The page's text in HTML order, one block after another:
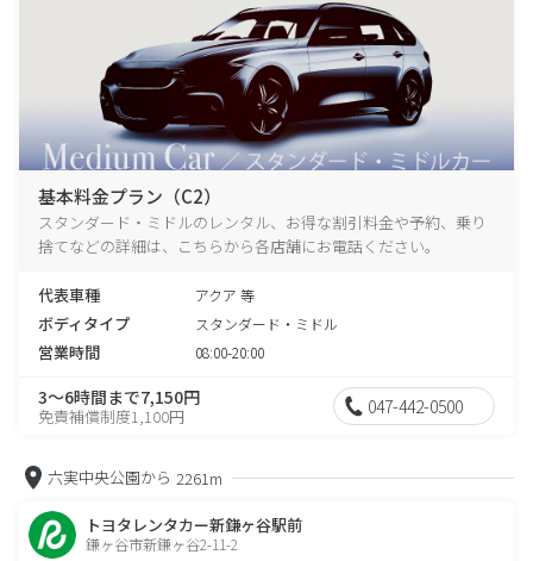
基本料金プラン（C2）
スタンダード・ミドルのレンタル、お得な割引料金や予約、乗り
捨てなどの詳細は、こちらから各店舗にお電話ください。
代表車種 アクア 等
ボディタイプ スタンダード・ミドル
営業時間 08:00-20:00
3～6時間まで7,150円
免責補償制度1,100円 047-442-0500
六実中央公園から 2261m
トヨタレンタカー新鎌ヶ谷駅前
鎌ヶ谷市新鎌ヶ谷2-11-2